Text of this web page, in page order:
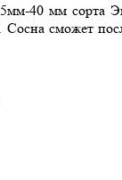
40 мм сорта
Сосна сможет